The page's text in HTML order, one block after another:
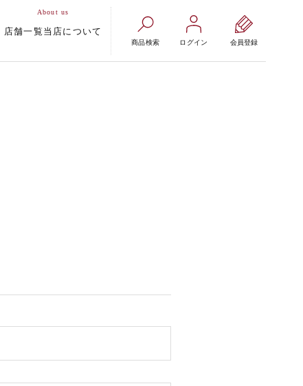
店舗一覧 当店について
商品検索 ログイン 会員登録